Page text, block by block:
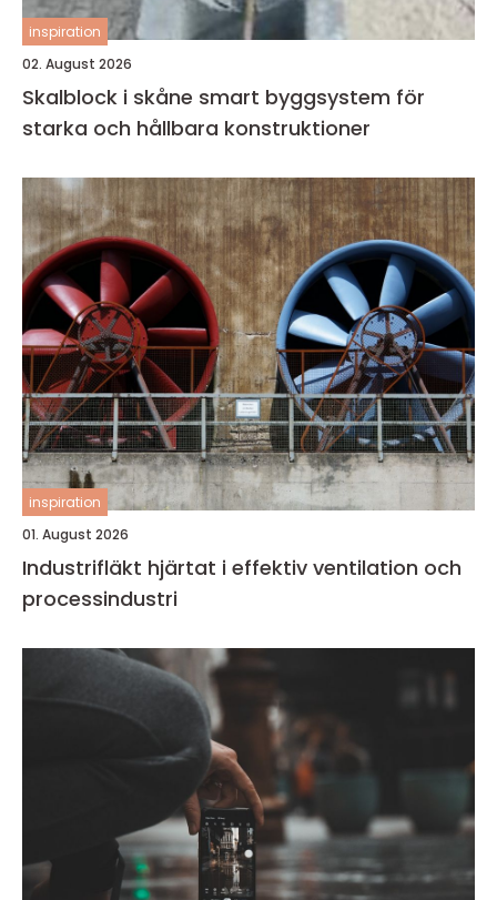
inspiration
02. August 2026
Skalblock i skåne smart byggsystem för
starka och hållbara konstruktioner
inspiration
01. August 2026
Industrifläkt hjärtat i effektiv ventilation och
processindustri